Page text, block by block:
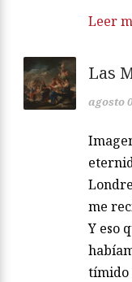
Leer
Las
agosto
me
Y eso
tímido